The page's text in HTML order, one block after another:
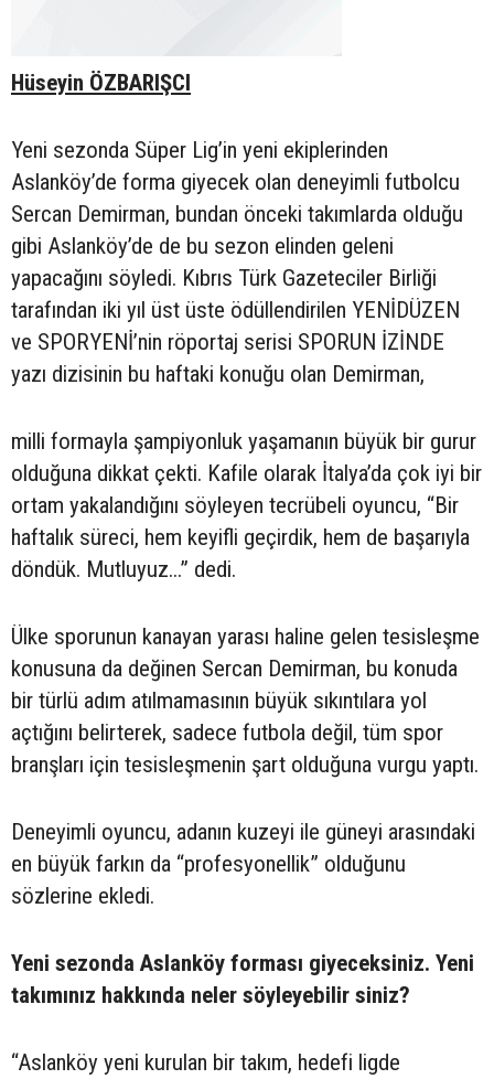
Hüseyin ÖZBARIŞCI
Yeni sezonda Süper Lig’in yeni ekiplerinden
Aslanköy’de forma giyecek olan deneyimli futbolcu
Sercan Demirman, bundan önceki takımlarda olduğu
gibi Aslanköy’de de bu sezon elinden geleni
yapacağını söyledi. Kıbrıs Türk Gazeteciler Birliği
tarafından iki yıl üst üste ödüllendirilen YENİDÜZEN
ve SPORYENİ’nin röportaj serisi SPORUN İZİNDE
yazı dizisinin bu haftaki konuğu olan Demirman,
milli formayla şampiyonluk yaşamanın büyük bir gurur
olduğuna dikkat çekti. Kafile olarak İtalya’da çok iyi bir
ortam yakalandığını söyleyen tecrübeli oyuncu, “Bir
haftalık süreci, hem keyifli geçirdik, hem de başarıyla
döndük. Mutluyuz...” dedi.
Ülke sporunun kanayan yarası haline gelen tesisleşme
konusuna da değinen Sercan Demirman, bu konuda
bir türlü adım atılmamasının büyük sıkıntılara yol
açtığını belirterek, sadece futbola değil, tüm spor
branşları için tesisleşmenin şart olduğuna vurgu yaptı.
Deneyimli oyuncu, adanın kuzeyi ile güneyi arasındaki
en büyük farkın da “profesyonellik” olduğunu
sözlerine ekledi.
Yeni sezonda Aslanköy forması giyeceksiniz. Yeni
takımınız hakkında neler söyleyebilir siniz?
“Aslanköy yeni kurulan bir takım, hedefi ligde